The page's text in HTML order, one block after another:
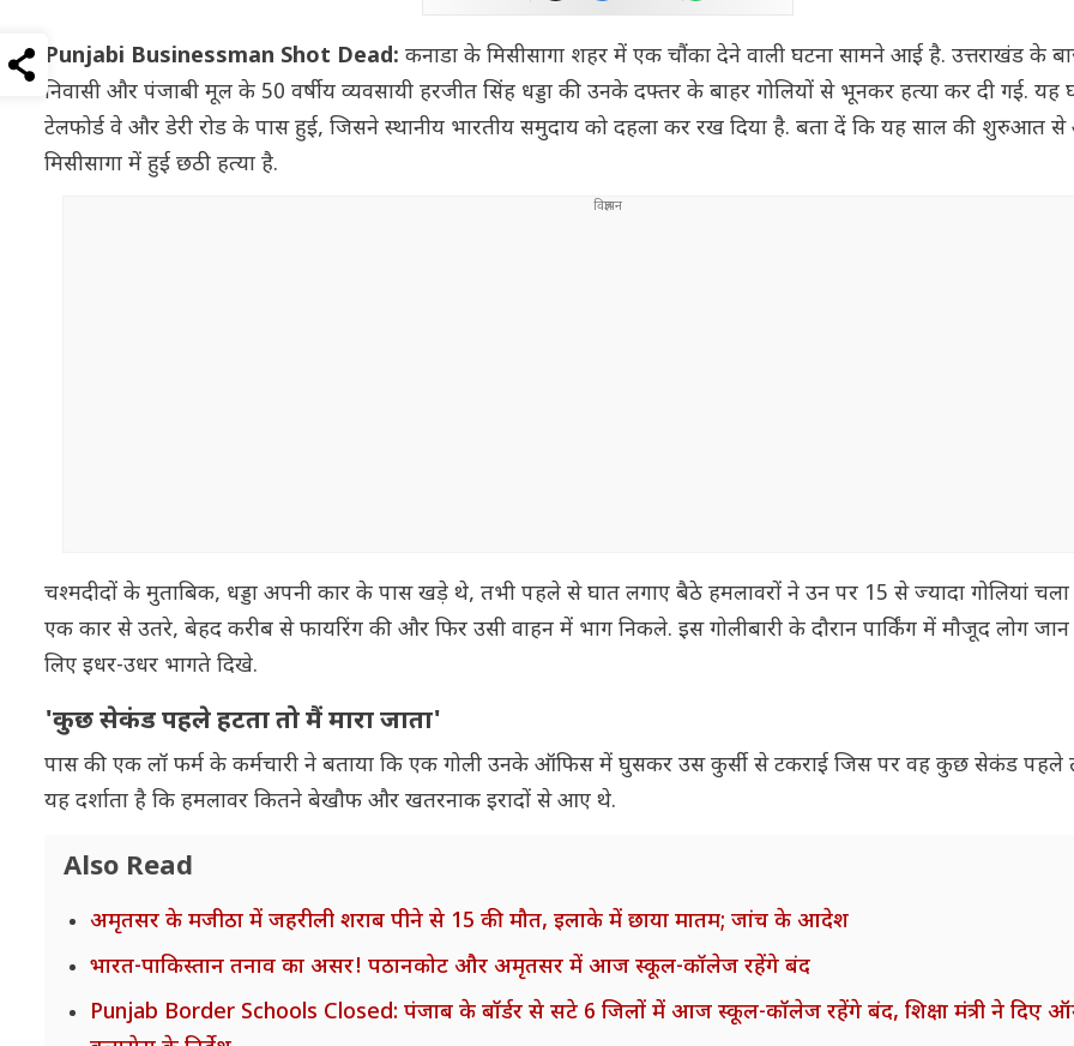
Punjabi Businessman Shot Dead: कनाडा के मिसीसागा शहर में एक चौंका देने वाली घटना सामने आई है. उत्तराखंड के
निवासी और पंजाबी मूल के 50 वर्षीय व्यवसायी हरजीत सिंह धड्डा की उनके दफ्तर के बाहर गोलियों से भूनकर हत्या कर दी गई. यह
टेलफोर्ड वे और डेरी रोड के पास हुई, जिसने स्थानीय भारतीय समुदाय को दहला कर रख दिया है. बता दें कि यह साल की शुरुआत
मिसीसागा में हुई छठी हत्या है.
चश्मदीदों के मुताबिक, धड्डा अपनी कार के पास खड़े थे, तभी पहले से घात लगाए बैठे हमलावरों ने उन पर 15 से ज्यादा गोलियां चला
एक कार से उतरे, बेहद करीब से फायरिंग की और फिर उसी वाहन में भाग निकले. इस गोलीबारी के दौरान पार्किंग में मौजूद लोग
लिए इधर-उधर भागते दिखे.
'कुछ सेकंड पहले हटता तो मैं मारा जाता'
पास की एक लॉ फर्म के कर्मचारी ने बताया कि एक गोली उनके ऑफिस में घुसकर उस कुर्सी से टकराई जिस पर वह कुछ सेकंड
यह दर्शाता है कि हमलावर कितने बेखौफ और खतरनाक इरादों से आए थे.
Also Read
अमृतसर के मजीठा में जहरीली शराब पीने से 15 की मौत, इलाके में छाया मातम; जांच के आदेश
भारत-पाकिस्तान तनाव का असर! पठानकोट और अमृतसर में आज स्कूल-कॉलेज रहेंगे बंद
Punjab Border Schools Closed: पंजाब के बॉर्डर से सटे 6 जिलों में आज स्कूल-कॉलेज रहेंगे बंद, शिक्षा मंत्री ने दिए